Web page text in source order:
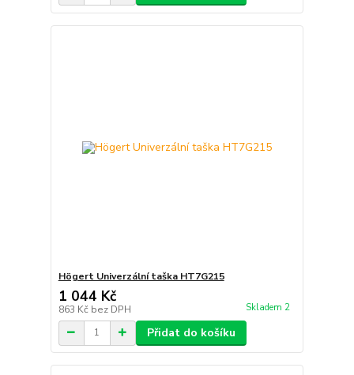
Högert Univerzální taška HT7G215
1 044 Kč
863 Kč bez DPH Skladem 2
Přidat do košíku